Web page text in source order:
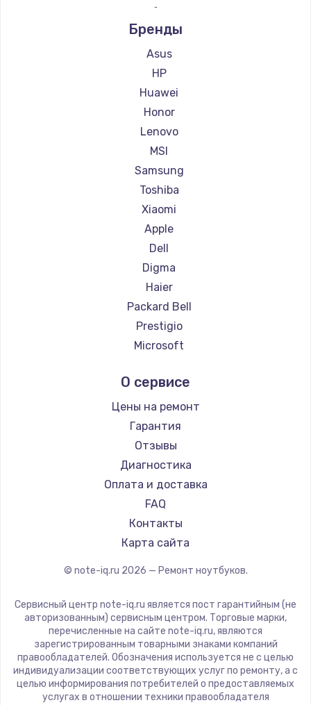
Ремонт ноутбуков Alienware
Ремонт ноутбуков Aquarius
Ремонт ноутбуков Gigabyte
Ремонт ноутбуков Aorus
Ремонт ноутбуков Maibenben
Ремонт ноутбуков Getac
Ремонт ноутбуков Epson
Ремонт ноутбуков Philips
Ремонт ноутбуков LG
Ремонт ноутбуков Panasonic
Ремонт ноутбуков Irbis
Ремонт ноутбуков Thunderobot
Ремонт ноутбуков Hasee
Ремонт ноутбуков ZTE
Ремонт ноутбуков Hiper
Ремонт ноутбуков Evga
Ремонт ноутбуков Google
Ремонт ноутбуков Echips
Ремонт ноутбуков Predator
Ремонт ноутбуков iru
Ремонт ноутбуков Machenike
Ремонт ноутбуков DEXP
Ремонт ноутбуков Teclast
Ремонт ноутбуков CHUWI
Ремонт ноутбуков Colorful
Бренды
Asus
HP
Huawei
Honor
Lenovo
MSI
Samsung
Toshiba
Xiaomi
Apple
Dell
Digma
Haier
Packard Bell
Prestigio
Microsoft
Aquarius
Gigabyte
Aorus
Maibenben
Getac
Epson
Philips
LG
Panasonic
ZTE
Hiper
Evga
Google
Echips
О сервисе
Цены на ремонт
Гарантия
Отзывы
Диагностика
Оплата и доставка
FAQ
Контакты
Карта сайта
© note-iq.ru 2026 — Ремонт ноутбуков.
Сервисный центр note-iq.ru является пост гарантийным (не
авторизованным) сервисным центром. Торговые марки,
перечисленные на сайте note-iq.ru, являются
зарегистрированным товарными знаками компаний
правообладателей. Обозначения используется не с целью
индивидуализации соответствующих услуг по ремонту, а с
целью информирования потребителей о предоставляемых
услугах в отношении техники правообладателя